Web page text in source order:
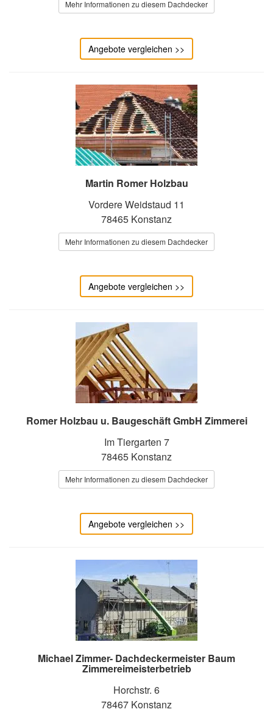
Mehr Informationen zu diesem Dachdecker
Angebote vergleichen >>
Martin Romer Holzbau
Vordere Weidstaud 11
78465 Konstanz
Mehr Informationen zu diesem Dachdecker
Angebote vergleichen >>
Romer Holzbau u. Baugeschäft GmbH Zimmerei
Im Tiergarten 7
78465 Konstanz
Mehr Informationen zu diesem Dachdecker
Angebote vergleichen >>
Michael Zimmer- Dachdeckermeister Baum
Zimmereimeisterbetrieb
Horchstr. 6
78467 Konstanz